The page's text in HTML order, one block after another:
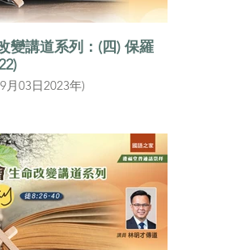
變講道系列：(四) 保羅
22)
月03日2023年)